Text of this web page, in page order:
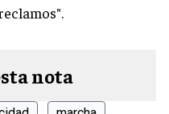
nota